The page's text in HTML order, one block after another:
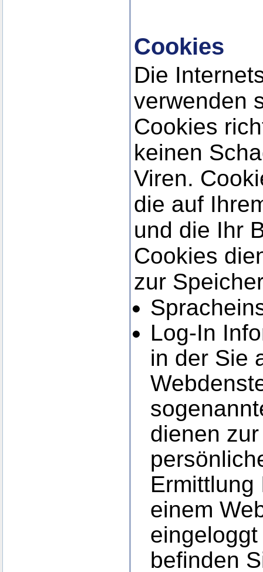
Cookies
Die
verwenden
Cookies
keinen
Viren.
die auf
und die Ihr
Cookies
zur
Log-In
in der Sie
dienen
einem
befinden